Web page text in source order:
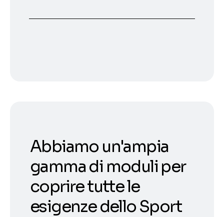
Abbiamo un'ampia
gamma di moduli per
coprire tutte le
esigenze dello Sport